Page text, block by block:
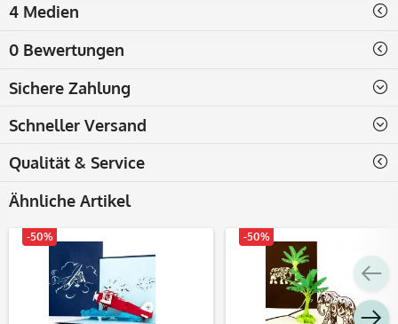
4 Medien
0 Bewertungen
Sichere Zahlung
Schneller Versand
Qualität & Service
Ähnliche Artikel
-50% -50%